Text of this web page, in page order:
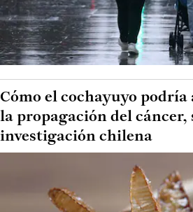
Cómo el cochayuyo
la propagación del cáncer,
investigación chilena